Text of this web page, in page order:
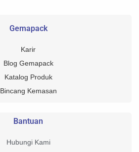
Gemapack
Karir
Blog Gemapack
Katalog Produk
Bincang Kemasan
Bantuan
Hubungi Kami